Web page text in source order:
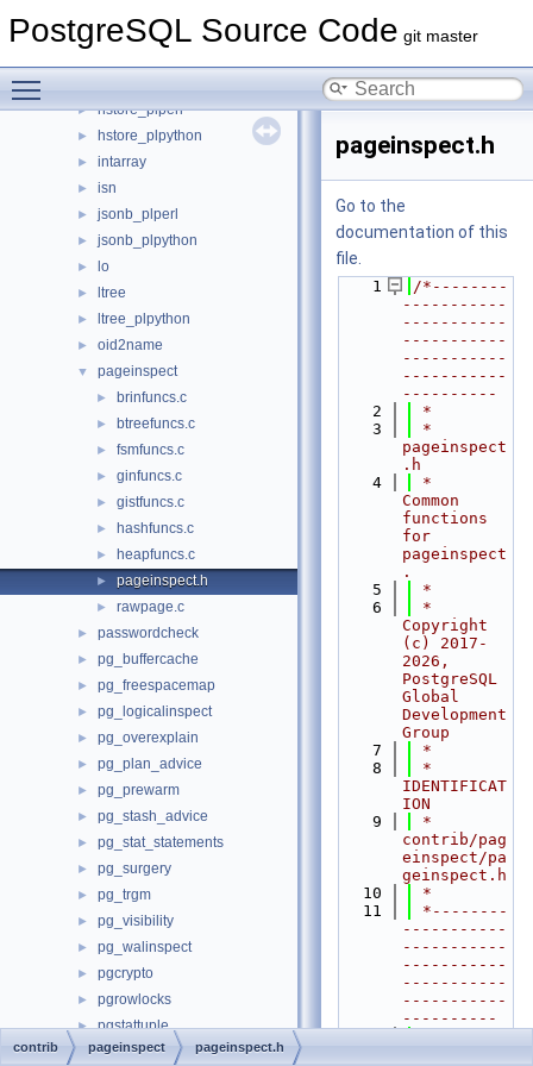
PostgreSQL Source Code git master
► file_fdw
► hstore_plperl
► hstore_plpython
► intarray
► isn
► jsonb_plperl
► jsonb_plpython
► lo
► ltree
► ltree_plpython
► oid2name
▼ pageinspect
► brinfuncs.c
► btreefuncs.c
► fsmfuncs.c
► ginfuncs.c
► gistfuncs.c
► hashfuncs.c
► heapfuncs.c
► pageinspect.h
► rawpage.c
► passwordcheck
► pg_buffercache
► pg_freespacemap
► pg_logicalinspect
► pg_overexplain
► pg_plan_advice
► pg_prewarm
► pg_stash_advice
► pg_stat_statements
► pg_surgery
► pg_trgm
► pg_visibility
► pg_walinspect
► pgcrypto
► pgrowlocks
► pgstattuple
► postgres_fdw
pageinspect.h
Go to the
documentation of this
file.
    1
/*--------
-----------
-----------
-----------
-----------
-----------
----------
    2
*
    3
*
pageinspect
.h
    4
*
Common
functions
for
pageinspect
.
    5
*
    6
*
Copyright
(c) 2017-
2026,
PostgreSQL
Global
Development
Group
    7
*
    8
*
IDENTIFICAT
ION
    9
*
contrib/pag
einspect/pa
geinspect.h
   10
*
   11
*--------
-----------
-----------
-----------
-----------
-----------
----------
contrib pageinspect pageinspect.h